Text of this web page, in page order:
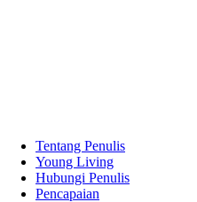
Tentang Penulis
Young Living
Hubungi Penulis
Pencapaian